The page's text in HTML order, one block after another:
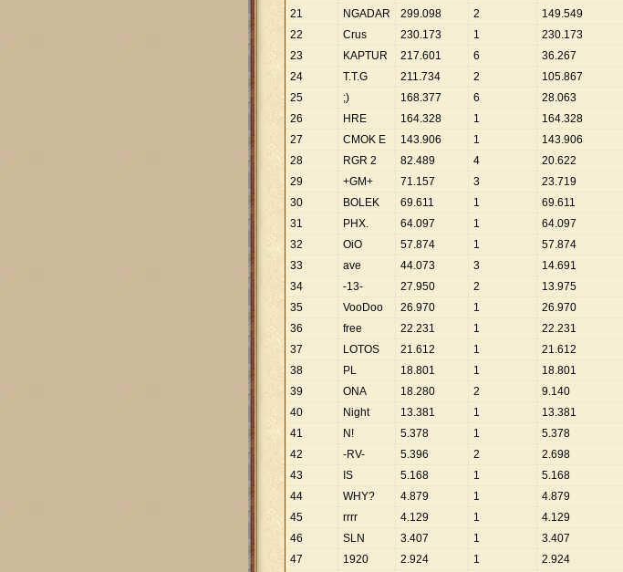
21
NGADAR 299.098 2 149.549
22
Crus 230.173 1 230.173
23
KAPTUR 217.601 6 36.267
24
T.T.G 211.734 2 105.867
25
;) 168.377 6 28.063
26
HRE 164.328 1 164.328
27
CMOK E 143.906 1 143.906
28
RGR 2 82.489 4 20.622
29
+GM+ 71.157 3 23.719
30
BOLEK 69.611 1 69.611
31
PHX. 64.097 1 64.097
32
OiO 57.874 1 57.874
33
ave 44.073 3 14.691
34
-13- 27.950 2 13.975
35
VooDoo 26.970 1 26.970
36
free 22.231 1 22.231
37
LOTOS 21.612 1 21.612
38
PL 18.801 1 18.801
39
ONA 18.280 2 9.140
40
Night 13.381 1 13.381
41
N! 5.378 1 5.378
42
-RV- 5.396 2 2.698
43
IS 5.168 1 5.168
44
WHY? 4.879 1 4.879
45
rrrr 4.129 1 4.129
46
SLN 3.407 1 3.407
47
1920 2.924 1 2.924